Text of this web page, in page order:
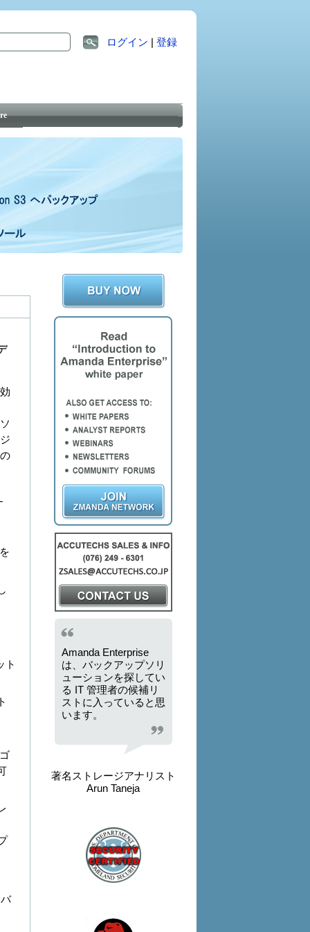
ログイン | 登録
Amanda Enterprise
は、バックアップソリ
ューションを探してい
る IT 管理者の候補リ
ストに入っていると思
います。
著名ストレージアナリスト
Arun Taneja
ト